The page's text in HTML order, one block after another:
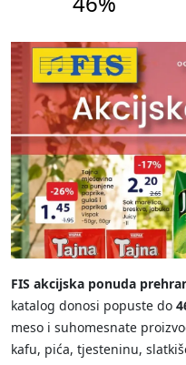
FIS akcijska ponuda
katalog donosi popuste do
meso i suhomesnate
kafu, pića, tjesteninu,